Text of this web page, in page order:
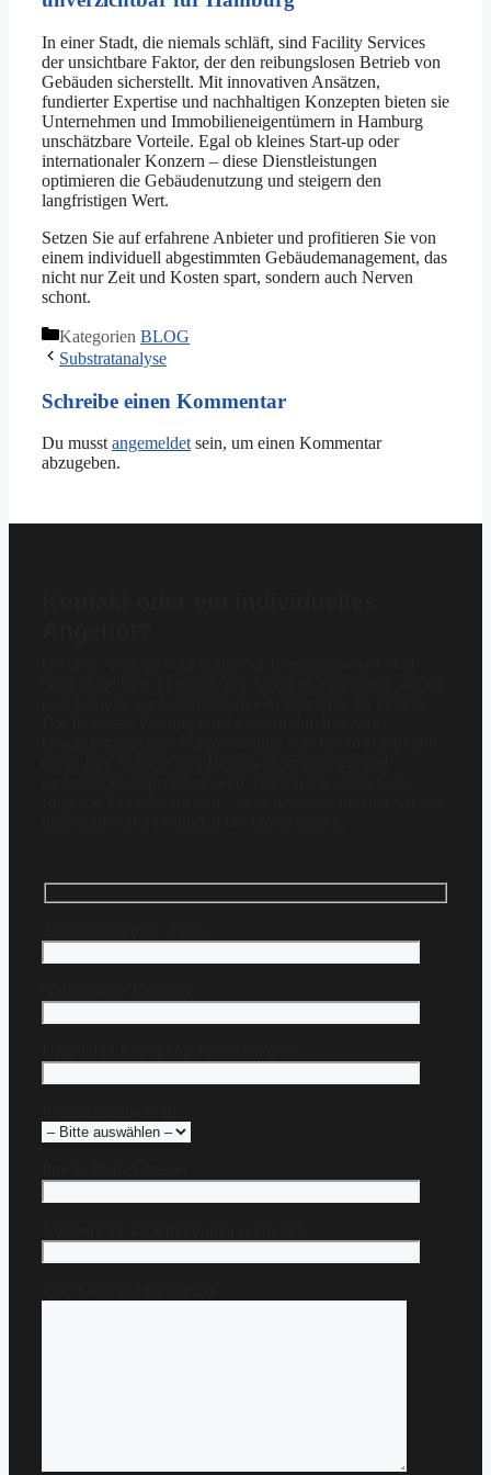
In einer Stadt, die niemals schläft, sind Facility Services
der unsichtbare Faktor, der den reibungslosen Betrieb von
Gebäuden sicherstellt. Mit innovativen Ansätzen,
fundierter Expertise und nachhaltigen Konzepten bieten sie
Unternehmen und Immobilieneigentümern in Hamburg
unschätzbare Vorteile. Egal ob kleines Start-up oder
internationaler Konzern – diese Dienstleistungen
optimieren die Gebäudenutzung und steigern den
langfristigen Wert.
Setzen Sie auf erfahrene Anbieter und profitieren Sie von
einem individuell abgestimmten Gebäudemanagement, das
nicht nur Zeit und Kosten spart, sondern auch Nerven
schont.
Kategorien BLOG
Substratanalyse
Schreibe einen Kommentar
Du musst angemeldet sein, um einen Kommentar
abzugeben.